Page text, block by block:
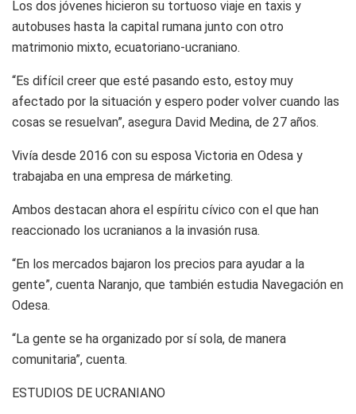
Los dos jóvenes hicieron su tortuoso viaje en taxis y
autobuses hasta la capital rumana junto con otro
matrimonio mixto, ecuatoriano-ucraniano.
“Es difícil creer que esté pasando esto, estoy muy
afectado por la situación y espero poder volver cuando las
cosas se resuelvan”, asegura David Medina, de 27 años.
Vivía desde 2016 con su esposa Victoria en Odesa y
trabajaba en una empresa de márketing.
Ambos destacan ahora el espíritu cívico con el que han
reaccionado los ucranianos a la invasión rusa.
“En los mercados bajaron los precios para ayudar a la
gente”, cuenta Naranjo, que también estudia Navegación en
Odesa.
“La gente se ha organizado por sí sola, de manera
comunitaria”, cuenta.
ESTUDIOS DE UCRANIANO